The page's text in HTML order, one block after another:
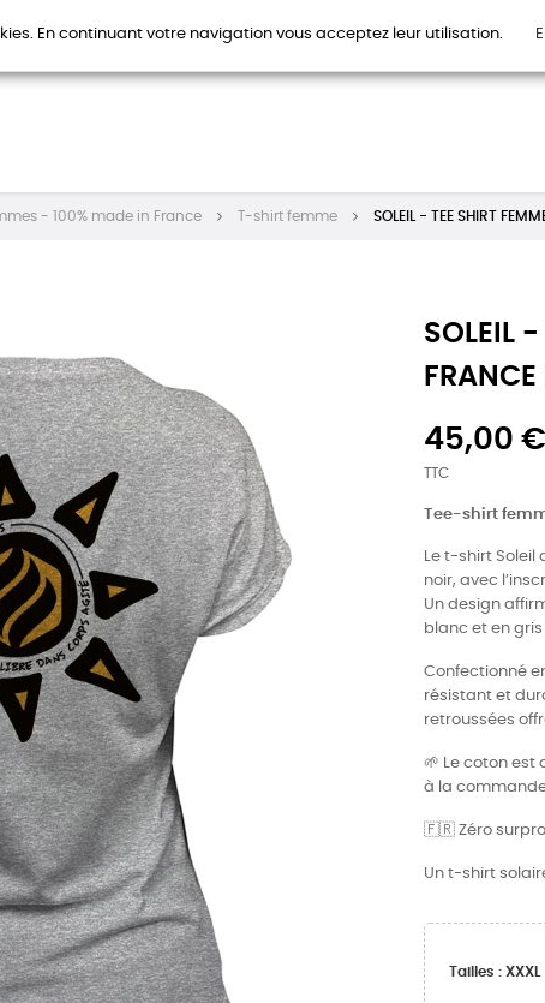
HOMMES FEMMES
- 100% made in France T-shirt femme SOLEIL - TEE SHIRT
SOLEIL -
45,00 €
TTC
Tee-shirt
Le t-shirt Soleil
noir, avec
Un design
blanc et en gris
Confectionné
résistant et
retroussées
🌱 Le coton est
à la
🇫🇷 Zéro
Un t-shirt
Tailles : XXXL
En continuant votre navigation vous acceptez leur utilisation.